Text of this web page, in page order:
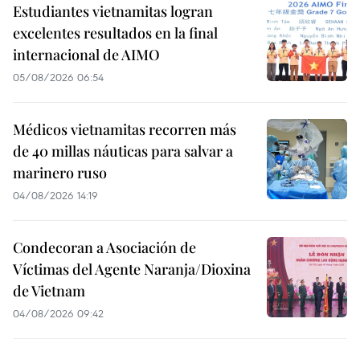
Estudiantes vietnamitas logran
excelentes resultados en la final
internacional de AIMO
05/08/2026 06:54
Médicos vietnamitas recorren más
de 40 millas náuticas para salvar a
marinero ruso
04/08/2026 14:19
Condecoran a Asociación de
Víctimas del Agente Naranja/Dioxina
de Vietnam
04/08/2026 09:42